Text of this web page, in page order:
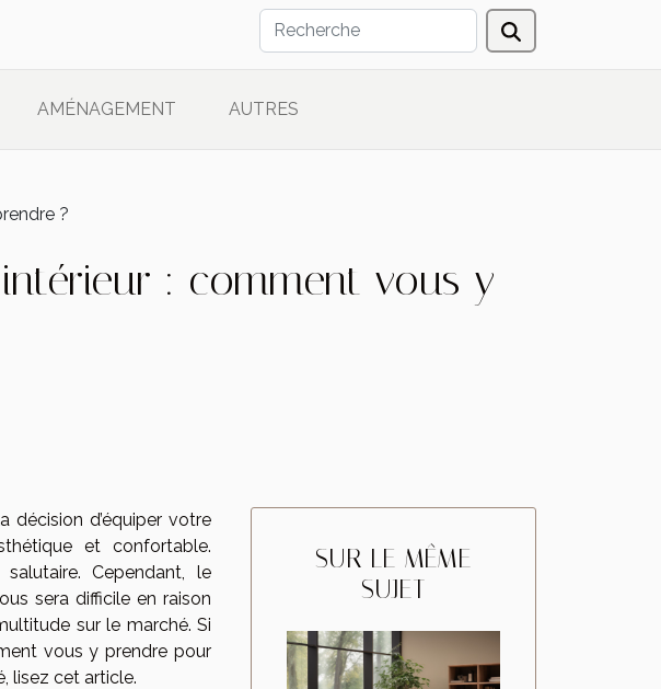
AMÉNAGEMENT AUTRES
?
: comment vous y
décision d’équiper votre
et confortable.
Cependant, le
sera difficile en raison
sur le marché. Si
vous y prendre pour
lisez cet article.
SUR LE MÊME
SUJET